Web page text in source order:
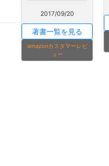
2017/09/20
著書一覧を見る
amazonカスタマーレビ
ュー